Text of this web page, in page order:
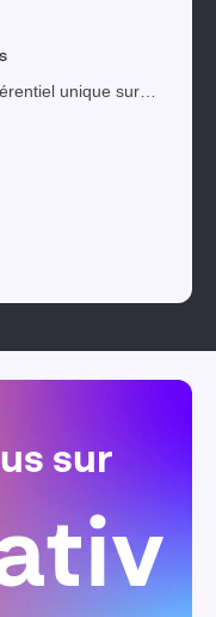
unique sur
sur